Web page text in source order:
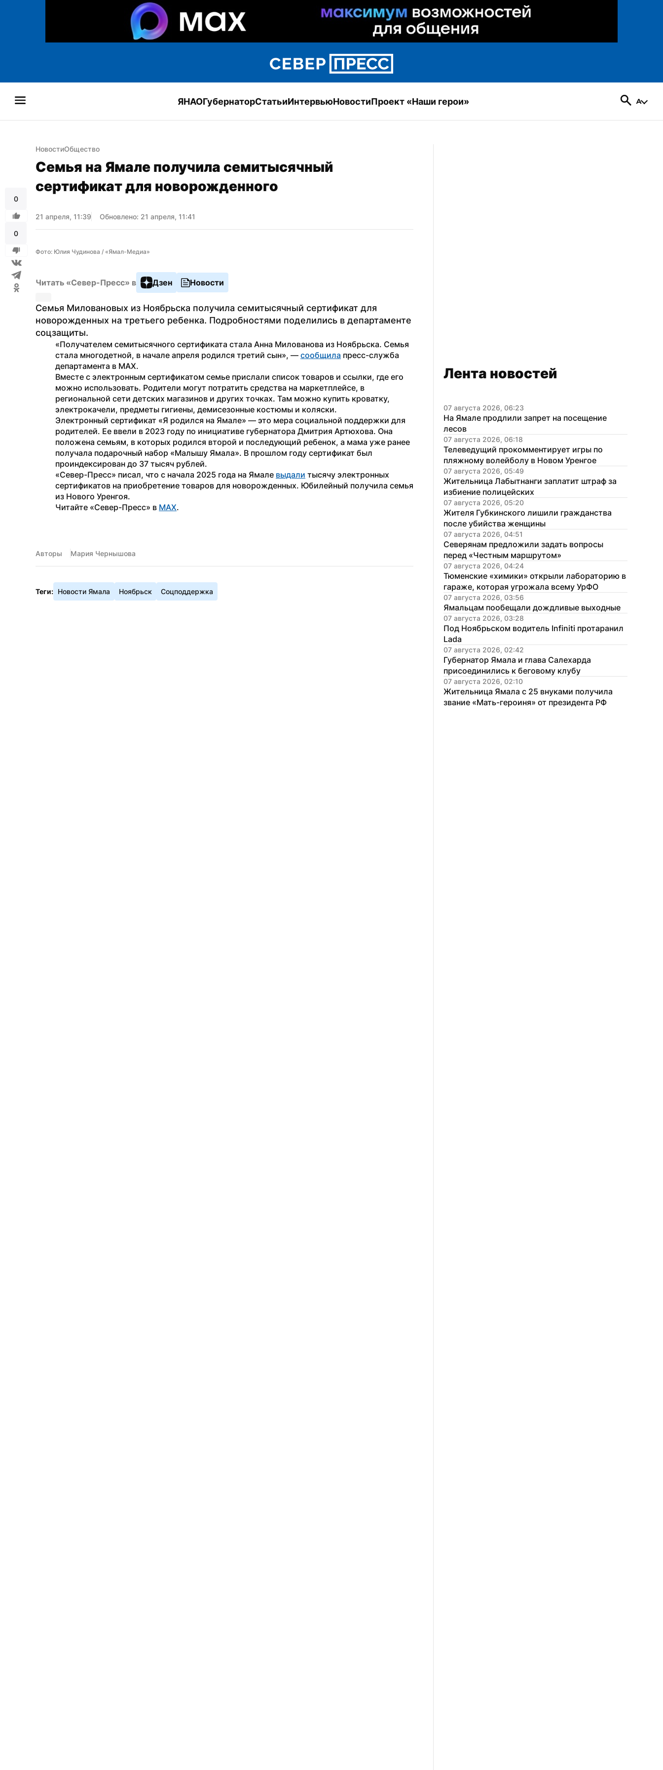
ЯНАОГубернаторСтатьиИнтервьюНовостиПроект «Наши герои»
0
0
НовостиОбщество
Семья на Ямале получила семитысячный
сертификат для новорожденного
21 апреля, 11:39 Обновлено: 21 апреля, 11:41
Фото: Юлия Чудинова / «Ямал-Медиа»
Читать «Север-Пресс» в Дзен Новости
Семья Миловановых из Ноябрьска получила семитысячный сертификат для
новорожденных на третьего ребенка. Подробностями поделились в департаменте
соцзащиты.
«Получателем семитысячного сертификата стала Анна Милованова из Ноябрьска. Семья
стала многодетной, в начале апреля родился третий сын», — сообщила пресс-служба
департамента в MAX.
Вместе с электронным сертификатом семье прислали список товаров и ссылки, где его
можно использовать. Родители могут потратить средства на маркетплейсе, в
региональной сети детских магазинов и других точках. Там можно купить кроватку,
электрокачели, предметы гигиены, демисезонные костюмы и коляски.
Электронный сертификат «Я родился на Ямале» — это мера социальной поддержки для
родителей. Ее ввели в 2023 году по инициативе губернатора Дмитрия Артюхова. Она
положена семьям, в которых родился второй и последующий ребенок, а мама уже ранее
получала подарочный набор «Малышу Ямала». В прошлом году сертификат был
проиндексирован до 37 тысяч рублей.
«Север-Пресс» писал, что с начала 2025 года на Ямале выдали тысячу электронных
сертификатов на приобретение товаров для новорожденных. Юбилейный получила семья
из Нового Уренгоя.
Читайте «Север-Пресс» в MAX.
Авторы Мария Чернышова
Теги: Новости Ямала Ноябрьск Соцподдержка
Лента новостей
07 августа 2026, 06:23
На Ямале продлили запрет на посещение
лесов
07 августа 2026, 06:18
Телеведущий прокомментирует игры по
пляжному волейболу в Новом Уренгое
07 августа 2026, 05:49
Жительница Лабытнанги заплатит штраф за
избиение полицейских
07 августа 2026, 05:20
Жителя Губкинского лишили гражданства
после убийства женщины
07 августа 2026, 04:51
Северянам предложили задать вопросы
перед «Честным маршрутом»
07 августа 2026, 04:24
Тюменские «химики» открыли лабораторию в
гараже, которая угрожала всему УрФО
07 августа 2026, 03:56
Ямальцам пообещали дождливые выходные
07 августа 2026, 03:28
Под Ноябрьском водитель Infiniti протаранил
Lada
07 августа 2026, 02:42
Губернатор Ямала и глава Салехарда
присоединились к беговому клубу
07 августа 2026, 02:10
Жительница Ямала с 25 внуками получила
звание «Мать-героиня» от президента РФ